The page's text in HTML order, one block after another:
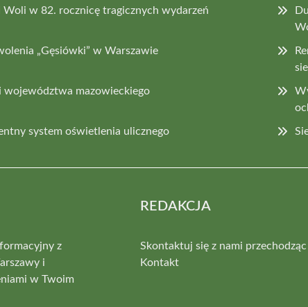
Woli w 82. rocznicę tragicznych wydarzeń
„Gęsiówki” w Warszawie
województwa mazowieckiego
system oświetlenia ulicznego
z
i
w Twoim
REDAKCJA
Skontaktuj się z nami
Kontakt